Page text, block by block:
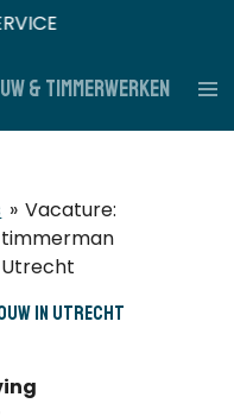
& Timmerwerken
» Vacature:
timmerman
Utrecht
in Utrecht